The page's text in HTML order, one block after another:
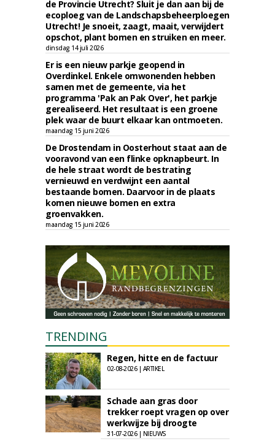
de Provincie Utrecht? Sluit je dan aan bij de
ecoploeg van de Landschapsbeheerploegen
Utrecht! Je snoeit, zaagt, maait, verwijdert
opschot, plant bomen en struiken en meer.
dinsdag 14 juli 2026
Er is een nieuw parkje geopend in
Overdinkel. Enkele omwonenden hebben
samen met de gemeente, via het
programma 'Pak an Pak Over', het parkje
gerealiseerd. Het resultaat is een groene
plek waar de buurt elkaar kan ontmoeten.
maandag 15 juni 2026
De Drostendam in Oosterhout staat aan de
vooravond van een flinke opknapbeurt. In
de hele straat wordt de bestrating
vernieuwd en verdwijnt een aantal
bestaande bomen. Daarvoor in de plaats
komen nieuwe bomen en extra
groenvakken.
maandag 15 juni 2026
TRENDING
Regen, hitte en de factuur
02-08-2026 | ARTIKEL
Schade aan gras door
trekker roept vragen op over
werkwijze bij droogte
31-07-2026 | NIEUWS